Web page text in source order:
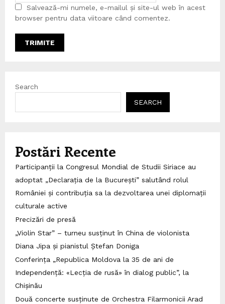
Salvează-mi numele, e-mailul și site-ul web în acest
browser pentru data viitoare când comentez.
Search
SEARCH
Postări Recente
Participanții la Congresul Mondial de Studii Siriace au
adoptat „Declarația de la București” salutând rolul
României și contribuția sa la dezvoltarea unei diplomații
culturale active
Precizări de presă
„Violin Star” – turneu susținut în China de violonista
Diana Jipa și pianistul Ștefan Doniga
Conferința „Republica Moldova la 35 de ani de
Independență: «Lecția de rusă» în dialog public”, la
Chișinău
Două concerte susținute de Orchestra Filarmonicii Arad